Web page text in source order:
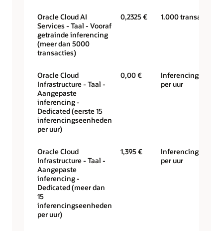
Oracle Cloud AI
Services - Taal - Vooraf
getrainde inferencing
(meer dan 5000
transacties)
0,2325 € 1.000 transacties
Oracle Cloud
Infrastructure - Taal -
Aangepaste
inferencing -
Dedicated (eerste 15
inferencingseenheden
per uur)
0,00 €
per uur
Oracle Cloud
Infrastructure - Taal -
Aangepaste
inferencing -
Dedicated (meer dan
15
inferencingseenheden
per uur)
1,395 €
per uur